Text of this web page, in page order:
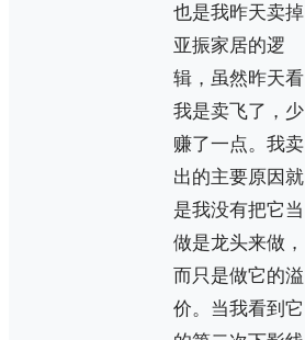
也是我昨天卖掉
亚振家居的逻
辑，虽然昨天看
我是卖飞了，少
赚了一点。我卖
出的主要原因就
是我没有把它当
做是龙头来做，
而只是做它的溢
价。当我看到它